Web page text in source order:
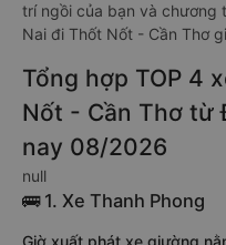
trí ngồi của bạn và chương
Nai đi Thốt Nốt - Cần Thơ
Tổng hợp TOP 4
Nốt - Cần Thơ từ
nay 08/2026
null
🚌 1. Xe Thanh Phong
Giờ xuất phát xe giường